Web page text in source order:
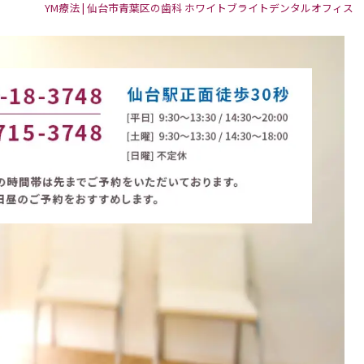
YM療法 | 仙台市青葉区の歯科 ホワイトブライトデンタルオフィス